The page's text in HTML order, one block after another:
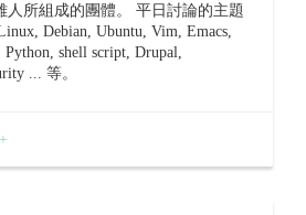
人所組成的團體。 平日討論的主題
Debian, Ubuntu, Vim, Emacs,
Python, shell script, Drupal,
... 等。